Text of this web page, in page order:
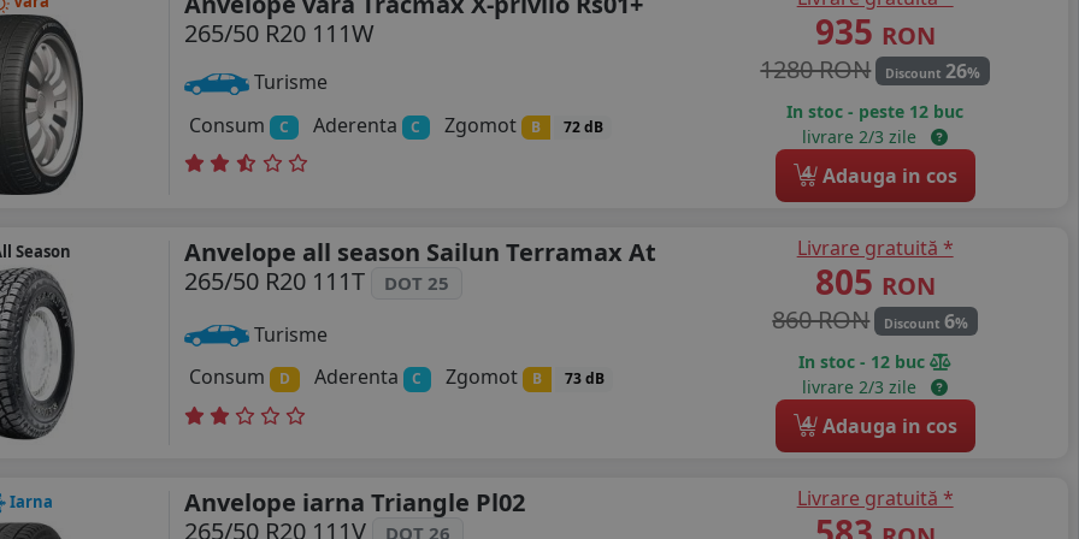
265/50 R20 111W
Turisme
Consum
C Aderenta C Zgomot B 72 dB
935 RON
1280 RON
Discount26%
In stoc - peste 12 buc
livrare 2/3 zile
4 Adauga in cos
Season
Anvelope all season Sailun Terramax At
265/50 R20 111T
DOT 25
Turisme
Consum
D Aderenta C Zgomot B 73 dB
Livrare gratuită *
805 RON
860 RON
Discount6%
In stoc - 12 buc
livrare 2/3 zile
4 Adauga in cos
Iarna
Anvelope iarna Triangle Pl02
265/50 R20 111V
DOT 26
Livrare gratuită *